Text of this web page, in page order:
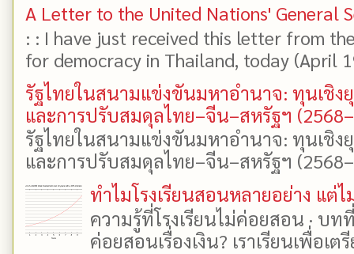
A Letter to the United Nations' General
: : I have just received this letter from
for democracy in Thailand, today (April
รัฐไทยในสนามแข่งขันมหาอำนาจ: ทุนเชิง
และการปรับสมดุลไทย–จีน–สหรัฐฯ
รัฐไทยในสนามแข่งขันมหาอำนาจ: ทุนเชิง
และการปรับสมดุลไทย–จีน–สหรัฐฯ
ทำไมโรงเรียนสอนหลายอย่าง แต่ไ
ความรู้ที่โรงเรียนไม่ค่อยสอน · บ
ค่อยสอนเรื่องเงิน? เราเรียนเพื่อเต